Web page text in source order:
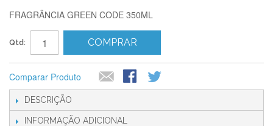
FRAGRÂNCIA GREEN CODE 350ML
Qtd: COMPRAR
Comparar Produto
DESCRIÇÃO
INFORMAÇÃO ADICIONAL